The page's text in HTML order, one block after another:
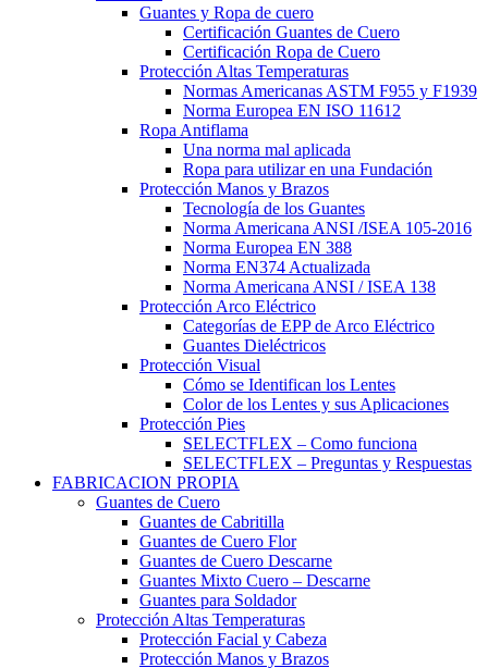
Guantes y Ropa de cuero
Certificación Guantes de Cuero
Certificación Ropa de Cuero
Protección Altas Temperaturas
Normas Americanas ASTM F955 y F1939
Norma Europea EN ISO 11612
Ropa Antiflama
Una norma mal aplicada
Ropa para utilizar en una Fundación
Protección Manos y Brazos
Tecnología de los Guantes
Norma Americana ANSI /ISEA 105-2016
Norma Europea EN 388
Norma EN374 Actualizada
Norma Americana ANSI / ISEA 138
Protección Arco Eléctrico
Categorías de EPP de Arco Eléctrico
Guantes Dieléctricos
Protección Visual
Cómo se Identifican los Lentes
Color de los Lentes y sus Aplicaciones
Protección Pies
SELECTFLEX – Como funciona
SELECTFLEX – Preguntas y Respuestas
FABRICACION PROPIA
Guantes de Cuero
Guantes de Cabritilla
Guantes de Cuero Flor
Guantes de Cuero Descarne
Guantes Mixto Cuero – Descarne
Guantes para Soldador
Protección Altas Temperaturas
Protección Facial y Cabeza
Protección Manos y Brazos